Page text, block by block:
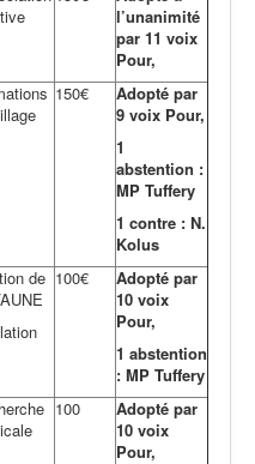
l’unanimité
par 11 voix
Pour,
150€
Adopté par
9 voix Pour,
1
abstention :
MP Tuffery
1 contre : N.
Kolus
de 100€
Adopté par
10 voix
Pour,
1 abstention
: MP Tuffery
100
Adopté par
10 voix
Pour,